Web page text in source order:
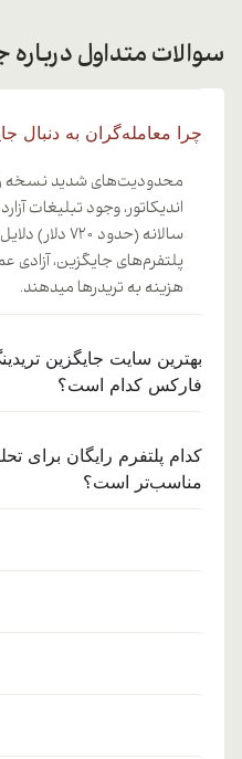
سوالات متداول
چرا معامله‌گران به دنبال
اندیکاتور، وجود تبلیغات
سالانه (حدود
پلتفرم‌های جایگزین، آزادی
هزینه به تریدرها میدهند.
بهترین سایت جایگزین
فارکس کدام است؟
کدام پلتفرم رایگان برای
مناسب‌تر است؟